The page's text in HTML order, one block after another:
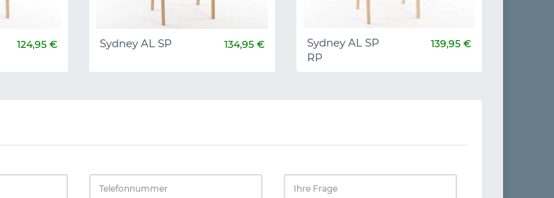
124,95 € Sydney AL SP 134,95 €
Sydney AL SP
RP
139,95 €